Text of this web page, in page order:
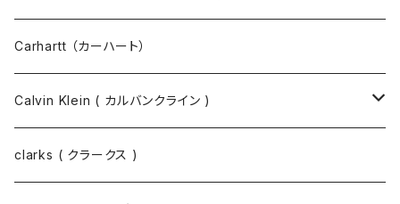
財布 / キーケース
キーホルダー / スマホスタンド
パーカ
コート
シャツ
半袖シャツ
長袖シャツ
スウェット
Carhartt （カーハート）
Calvin Klein ( カルバンクライン )
ジャケット
clarks ( クラークス )